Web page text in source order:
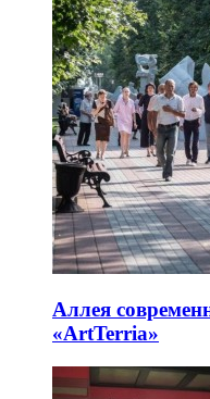
Аллея
«ArtTerria»